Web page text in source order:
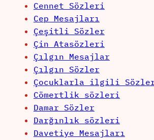
Cennet Sözleri
Cep Mesajları
Çeşitli Sözler
Çin Atasözleri
Çılgın Mesajlar
Çılgın Sözler
Çocuklarla ilgili
Cömertlik sözleri
Damar Sözler
Darğınlık sözleri
Davetiye Mesajları